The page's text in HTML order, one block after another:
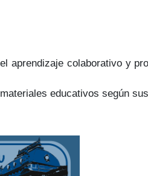
aprendizaje colaborativo y
educativos según